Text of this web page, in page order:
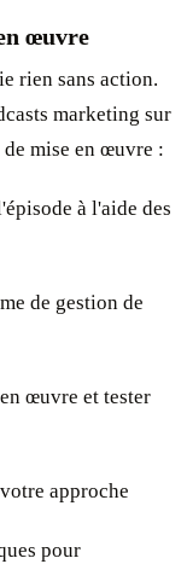
œuvre
rien sans action.
marketing sur
mise en œuvre :
à l'aide des
de gestion de
œuvre et tester
approche
pour